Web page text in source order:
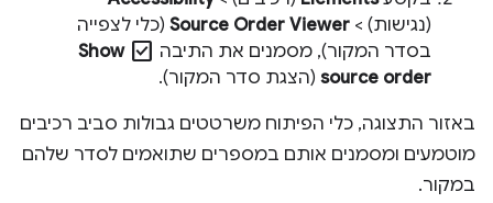
(נגישות) > Source Order Viewer (כלי לצפייה
בסדר המקור), מסמנים את התיבה check_box
Show
source order (הצגת סדר המקור).
באזור התצוגה, כלי הפיתוח משרטטים גבולות סביב רכיבים
מוטמעים ומסמנים אותם במספרים שתואמים לסדר שלהם
במקור.